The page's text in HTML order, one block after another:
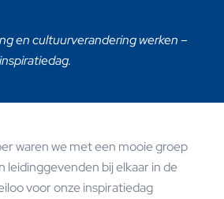
en cultuurverandering werken –
waren we met een mooie groep
leidinggevenden bij elkaar in de
voor onze inspiratiedag